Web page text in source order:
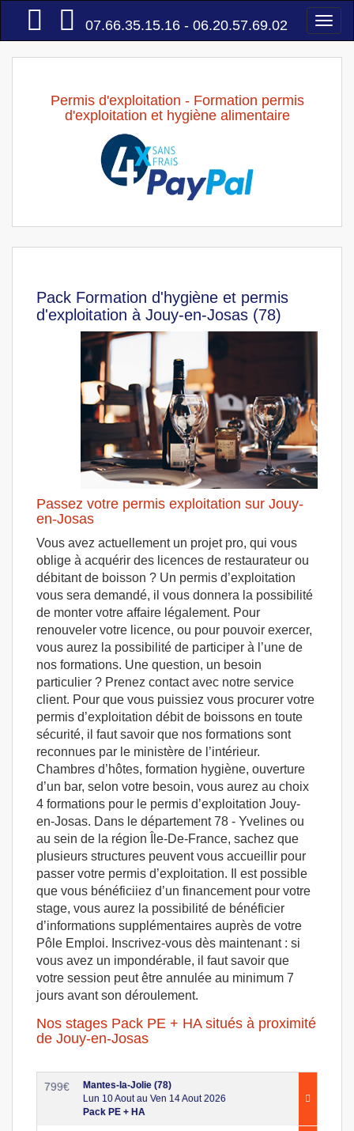
Accueil
07.66.35.15.16 - 06.20.57.69.02
Permis d'exploitation - Formation permis
d'exploitation et hygiène alimentaire
Pack Formation d'hygiène et permis
d'exploitation à Jouy-en-Josas (78)
Passez votre permis exploitation sur Jouy-
en-Josas
Vous avez actuellement un projet pro, qui vous
oblige à acquérir des licences de restaurateur ou
débitant de boisson ? Un permis d’exploitation
vous sera demandé, il vous donnera la possibilité
de monter votre affaire légalement. Pour
renouveler votre licence, ou pour pouvoir exercer,
vous aurez la possibilité de participer à l’une de
nos formations. Une question, un besoin
particulier ? Prenez contact avec notre service
client. Pour que vous puissiez vous procurer votre
permis d’exploitation débit de boissons en toute
sécurité, il faut savoir que nos formations sont
reconnues par le ministère de l’intérieur.
Chambres d’hôtes, formation hygiène, ouverture
d’un bar, selon votre besoin, vous aurez au choix
4 formations pour le permis d’exploitation Jouy-
en-Josas. Dans le département 78 - Yvelines ou
au sein de la région Île-De-France, sachez que
plusieurs structures peuvent vous accueillir pour
passer votre permis d’exploitation. Il est possible
que vous bénéficiiez d’un financement pour votre
stage, vous aurez la possibilité de bénéficier
d’informations supplémentaires auprès de votre
Pôle Emploi. Inscrivez-vous dès maintenant : si
vous avez un impondérable, il faut savoir que
votre session peut être annulée au minimum 7
jours avant son déroulement.
Nos stages Pack PE + HA situés à proximité
de Jouy-en-Josas
799€
Mantes-la-Jolie (78)
Lun 10 Aout au Ven 14 Aout 2026
Pack PE + HA